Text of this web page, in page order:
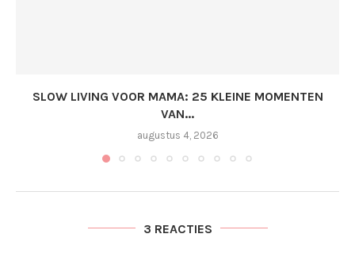
SLOW LIVING VOOR MAMA: 25 KLEINE MOMENTEN
VAN...
augustus 4, 2026
3 REACTIES